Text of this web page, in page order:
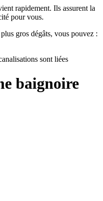
rapidement. Ils assurent la
pour vous.
gros dégâts, vous pouvez :
sont liées
baignoire